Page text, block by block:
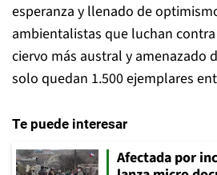
esperanza y llenado de
ambientalistas que luchan
ciervo más austral y amenazado
solo quedan 1.500 ejemplares
Te puede interesar
Afectada por